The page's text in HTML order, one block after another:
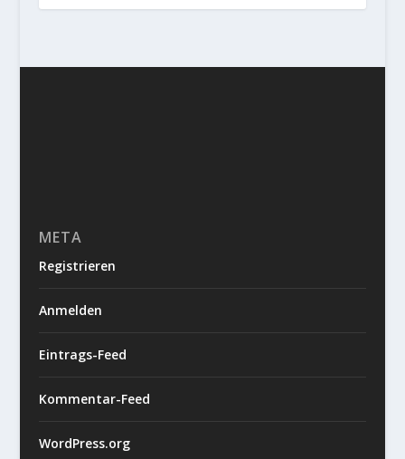
META
Registrieren
Anmelden
Eintrags-Feed
Kommentar-Feed
WordPress.org